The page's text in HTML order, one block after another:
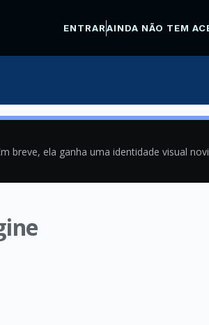
ENTRARAINDA NÃO TEM
breve, ela ganha uma identidade visual